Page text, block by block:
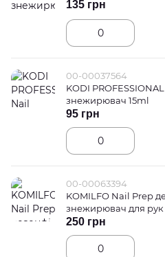
135 грн
00-00037564
KODI
знежирювач 15ml
95 грн
00-00063394
KOMILFO Nail Prep
знежирювач для рук
250 грн